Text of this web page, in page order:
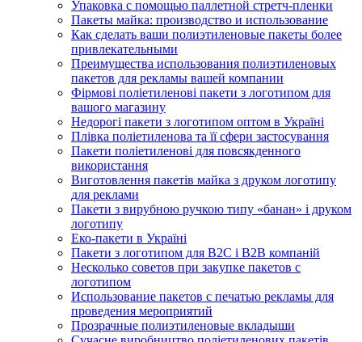
Упаковка с помощью паллетной стретч-пленки
Пакеты майка: производство и использование
Как сделать ваши полиэтиленовые пакеты более
привлекательными
Преимущества использования полиэтиленовых
пакетов для рекламы вашей компании
Фірмові поліетиленові пакети з логотипом для
вашого магазину
Недорогі пакети з логотипом оптом в Україні
Плівка поліетиленова та її сфери застосування
Пакети поліетиленові для повсякденного
використання
Виготовлення пакетів майка з друком логотипу
для реклами
Пакети з вирубною ручкою типу «банан» і друком
логотипу
Еко-пакети в Україні
Пакети з логотипом для B2C і B2B компаній
Несколько советов при закупке пакетов с
логотипом
Использование пакетов с печатью рекламы для
проведения мероприятий
Прозрачные полиэтиленовые вкладыши